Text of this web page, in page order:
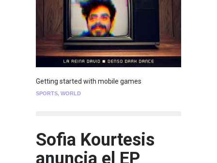
Getting started with mobile games
SPORTS, WORLD
Sofia Kourtesis
anuncia el EP